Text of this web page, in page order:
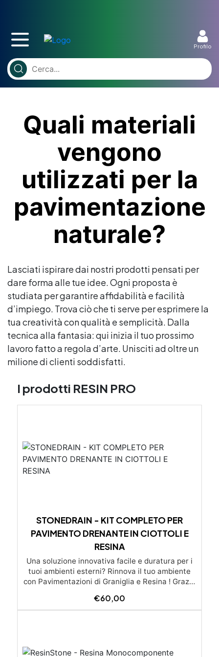
Profilo
Quali materiali
vengono
utilizzati per la
pavimentazione
naturale?
Lasciati ispirare dai nostri prodotti pensati per
dare forma alle tue idee. Ogni proposta è
studiata per garantire affidabilità e facilità
d’impiego. Trova ciò che ti serve per esprimere la
tua creatività con qualità e semplicità. Dalla
tecnica alla fantasia: qui inizia il tuo prossimo
lavoro fatto a regola d’arte. Unisciti ad oltre un
milione di clienti soddisfatti.
I prodotti RESIN PRO
STONEDRAIN - KIT COMPLETO PER
PAVIMENTO DRENANTE IN CIOTTOLI E
RESINA
Una soluzione innovativa facile e duratura per i
tuoi ambienti esterni? Rinnova il tuo ambiente
con Pavimentazioni di Graniglia e Resina ! Grazie
trasformare qualsiasi superficie diventa un gioco
da ragazzi: l’applicazione è molto semplice e –
posatori. oppure se preferisci puoi chiedere un
€60,00